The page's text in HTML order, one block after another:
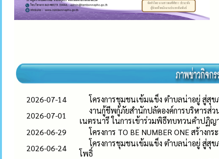
2026-07-14
โครงการชุมชนเข้มแข็ง ตำบลน่าอยู่ สู่สุ
2026-07-01
งานกู้ชีพกู้ภัยสำนักปลัดองค์การบริหารส่ว
เนตรนารี ในการเข้าร่วมพิธีทบทวนคำปฏิ
2026-06-29
โครงการ TO BE NUMBER ONE สร้า
2026-06-24
โครงการชุมชนเข้มแข็ง ตำบลน่าอยู่ สู่สุ
โพธิ์